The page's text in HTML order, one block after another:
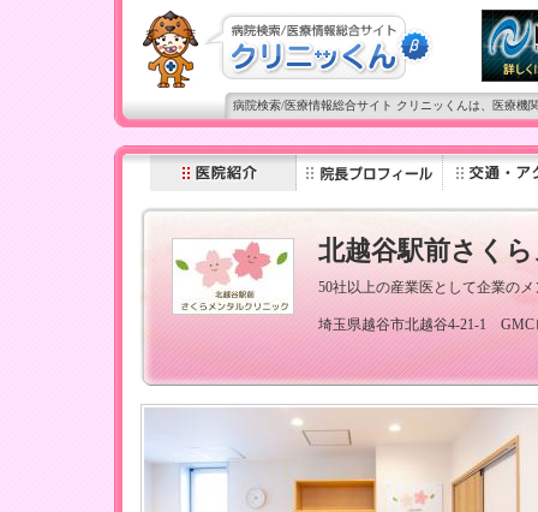
病院検索/医療情報総合サイト クリニッくんは、医療機
北越谷駅前さく
50社以上の産業医として企業の
埼玉県越谷市北越谷4-21-1 GMC